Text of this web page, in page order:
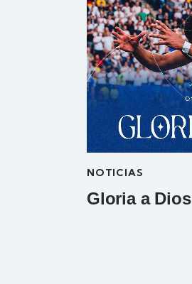
NOTICIAS
Gloria a Dios